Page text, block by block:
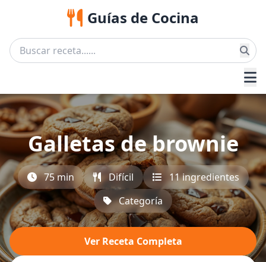
Guías de Cocina
Galletas de brownie
75 min Difícil
11 ingredientes
Categoría
Ver Receta Completa